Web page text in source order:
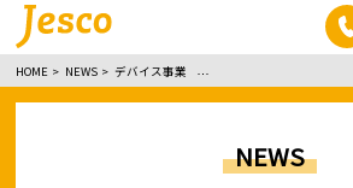
HOME NEWS デバイス事業 「Medtec Japan 医療用エ
NEWS